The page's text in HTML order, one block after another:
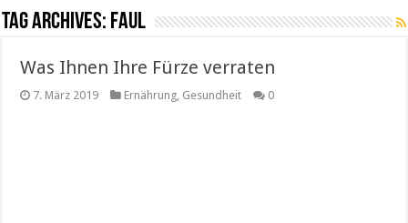
Tag Archives: faul
Was Ihnen Ihre Fürze verraten
7. März 2019 Ernährung Gesundheit 0